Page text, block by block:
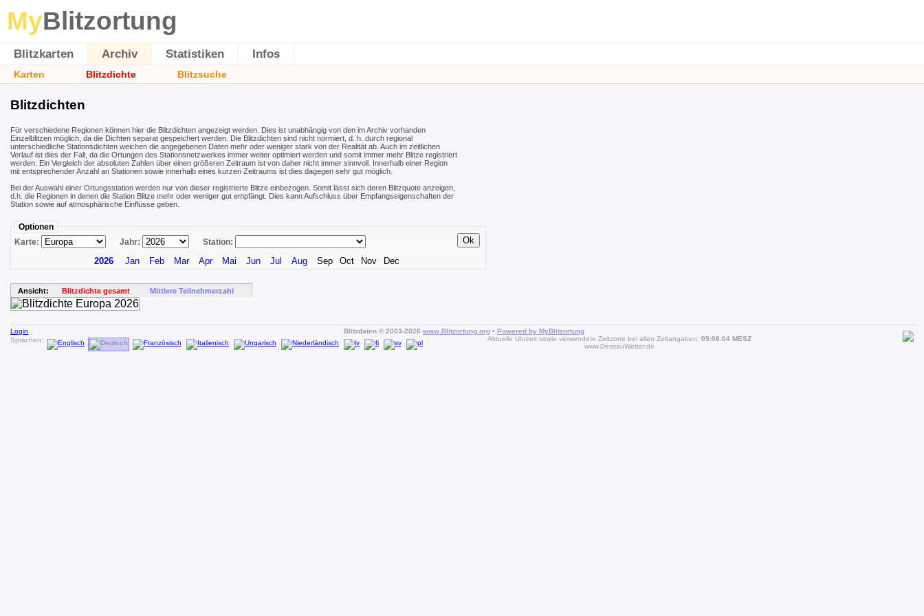
MyBlitzortung
Blitzkarten Archiv Statistiken Infos
Karten Blitzdichte Blitzsuche
Blitzdichten
Für verschiedene Regionen können hier die Blitzdichten angezeigt werden. Dies ist unabhängig von den im Archiv vorhanden
Einzelblitzen möglich, da die Dichten separat gespeichert werden. Die Blitzdichten sind nicht normiert, d. h. durch regional
unterschiedliche Stationsdichten weichen die angegebenen Daten mehr oder weniger stark von der Realität ab. Auch im zeitlichen
Verlauf ist dies der Fall, da die Ortungen des Stationsnetzwerkes immer weiter optimiert werden und somit immer mehr Blitze registriert
werden. Ein Vergleich der absoluten Zahlen über einen größeren Zeitraum ist von daher nicht immer sinnvoll. Innerhalb einer Region
mit entsprechender Anzahl an Stationen sowie innerhalb eines kurzen Zeitraums ist dies dagegen sehr gut möglich.
Bei der Auswahl einer Ortungsstation werden nur von dieser registrierte Blitze einbezogen. Somit lässt sich deren Blitzquote anzeigen,
d.h. die Regionen in denen die Station Blitze mehr oder weniger gut empfängt. Dies kann Aufschluss über Empfangseigenschaften der
Station sowie auf atmosphärische Einflüsse geben.
Optionen
Karte:
Jahr: Station:
2026 Jan Feb Mar Apr Mai Jun Jul Aug Sep Oct Nov Dec
Ansicht: Blitzdichte gesamt Mittlere Teilnehmerzahl
Login
Sprachen:
Blitzdaten © 2003-2026 www.Blitzortung.org• Powered by MyBlitzortung
Aktuelle Uhrzeit sowie verwendete Zeitzone bei allen Zeitangaben: 05:08:04 MESZ
www.DessauWetter.de